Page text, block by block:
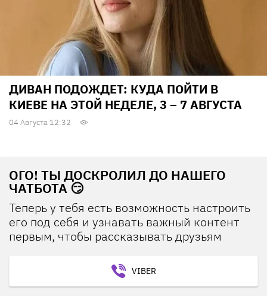
ДИВАН ПОДОЖДЕТ: КУДА ПОЙТИ В
КИЕВЕ НА ЭТОЙ НЕДЕЛЕ, 3 – 7 АВГУСТА
04 Августа 12:32
ОГО! ТЫ ДОСКРОЛИЛ ДО НАШЕГО
ЧАТБОТА 😏
Теперь у тебя есть возможность настроить
его под себя и узнавать важный контент
первым, чтобы рассказывать друзьям
VIBER